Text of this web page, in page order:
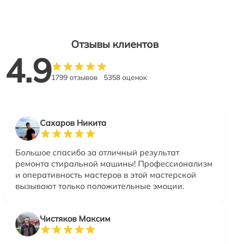
Отзывы клиентов
4.91799 отзывов 5358 оценок
Сахаров Никита
Большое спасибо за отличный результат
ремонта стиральной машины! Профессионализм
и оперативность мастеров в этой мастерской
вызывают только положительные эмоции.
Чистяков Максим